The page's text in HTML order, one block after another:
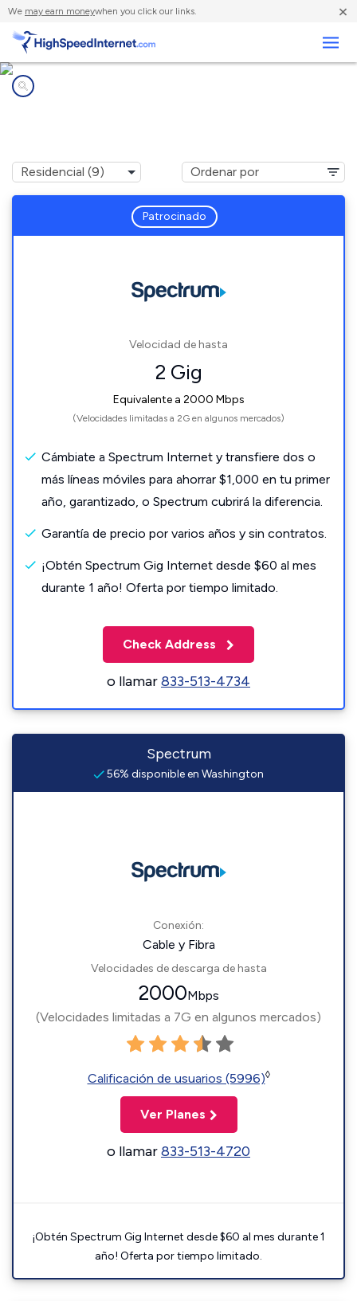
We may earn moneywhen you click our links. ×
Patrocinado
Velocidad de hasta
2 Gig
Equivalente a 2000 Mbps
(Velocidades limitadas a 2G en algunos mercados)
Cámbiate a Spectrum Internet y transfiere dos o
más líneas móviles para ahorrar $1,000 en tu primer
año, garantizado, o Spectrum cubrirá la diferencia.
Garantía de precio por varios años y sin contratos.
¡Obtén Spectrum Gig Internet desde $60 al mes
durante 1 año! Oferta por tiempo limitado.
Check Address
o llamar833-513-4734
Spectrum
56% disponible en Washington
Conexión:
Cable y Fibra
Velocidades de descarga de hasta
2000Mbps
(Velocidades limitadas a 7G en algunos mercados)
Calificación de usuarios (5996)◊
Ver Planes
o llamar833-513-4720
¡Obtén Spectrum Gig Internet desde $60 al mes durante 1
año! Oferta por tiempo limitado.